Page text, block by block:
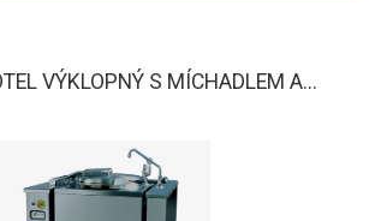
VÝKLOPNÝ S MÍCHADLEM A...